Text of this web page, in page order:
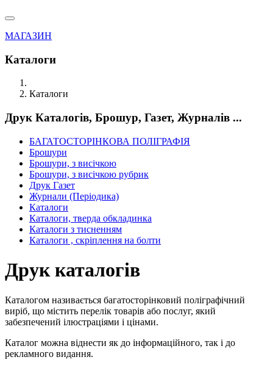
МАГАЗИН
Каталоги
Каталоги
Друк Каталогів, Брошур, Газет, Журналів ...
БАГАТОСТОРІНКОВА ПОЛІГРАФІЯ
Брошури
Брошури, з висічкою
Брошури, з висічкою рубрик
Друк Газет
Журнали (Періодика)
Каталоги
Каталоги, тверда обкладинка
Каталоги з тисненням
Каталоги , скріплення на болти
Друк каталогів
Каталогом називається багатосторінковий поліграфічний
виріб, що містить перелік товарів або послуг, який
забезпечений ілюстраціями і цінами.
Каталог можна віднести як до інформаційного, так і до
рекламного видання.